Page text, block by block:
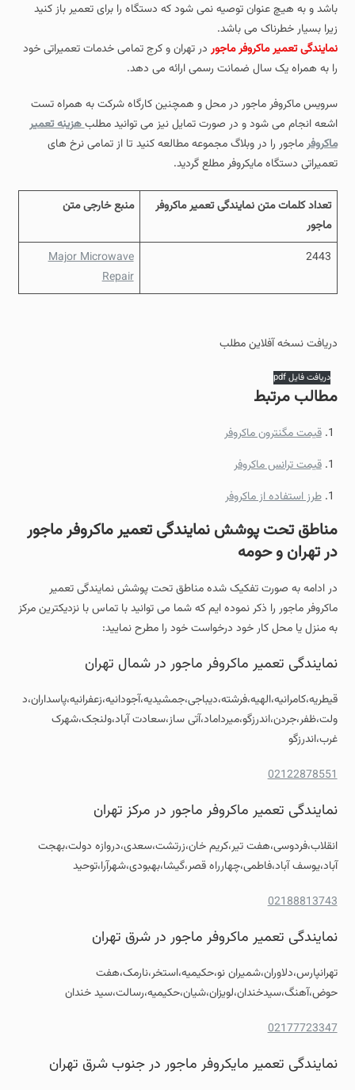
باشد و به هیچ عنوان توصیه نمی شود که دستگاه را برای تعمیر باز کنید
زیرا بسیار خطرناک می باشد.
نمایندگی تعمیر ماکروفر ماجور در تهران و کرج تمامی خدمات تعمیراتی خود
را به همراه یک سال ضمانت رسمی ارائه می دهد.
سرویس ماکروفر ماجور در محل و همچنین کارگاه شرکت به همراه تست
اشعه انجام می شود و در صورت تمایل نیز می توانید مطلبهزینه تعمیر
ماکروفرماجور را در وبلاگ مجموعه مطالعه کنید تا از تمامی نرخ های
تعمیراتی دستگاه مایکروفر مطلع گردید.
تعداد کلمات متن نمایندگی تعمیر ماکروفر
ماجور
منبع خارجی متن
2443
Major Microwave
Repair
دریافت نسخه آفلاین مطلب
دریافت فایل pdf
مطالب مرتبط
قیمت مگنترون ماکروفر
قیمت ترانس ماکروفر
طرز استفاده از ماکروفر
مناطق تحت پوشش نمایندگی تعمیر ماکروفر ماجور
در تهران و حومه
در ادامه به صورت تفکیک شده مناطق تحت پوشش نمایندگی تعمیر
ماکروفر ماجور را ذکر نموده ایم که شما می توانید با تماس با نزدیکترین مرکز
به منزل یا محل کار خود درخواست خود را مطرح نمایید:
نمایندگی تعمیر ماکروفر ماجور در شمال تهران
قیطریه،کامرانیه،الهیه،فرشته،دیباجی،جمشیدیه،آجودانیه،زعفرانیه،پاسداران،د
ولت،ظفر،جردن،اندرزگو،میرداماد،آتی ساز،سعادت آباد،ولنجک،شهرک
غرب،اندرزگو
02122878551
نمایندگی تعمیر ماکروفر ماجور در مرکز تهران
انقلاب،فردوسی،هفت تیر،کریم خان،زرتشت،سعدی،دروازه دولت،بهجت
آباد،یوسف آباد،فاطمی،چهارراه قصر،گیشا،بهبودی،شهرآرا،توحید
02188813743
نمایندگی تعمیر ماکروفر ماجور در شرق تهران
تهرانپارس،دلاوران،شمیران نو،حکیمیه،استخر،نارمک،هفت
حوض،آهنگ،سیدخندان،لویزان،شیان،حکیمیه،رسالت،سید خندان
02177723347
نمایندگی تعمیر مایکروفر ماجور در جنوب شرق تهران